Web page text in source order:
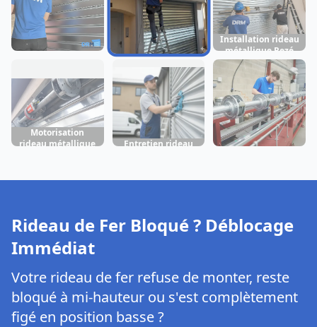
Réparation rideau
métallique Rezé
Installation rideau
métallique Rezé
Motorisation
rideau métallique
Entretien rideau
Rideau de Fer Bloqué ? Déblocage
Immédiat
Votre rideau de fer refuse de monter, reste
bloqué à mi-hauteur ou s'est complètement
figé en position basse ?